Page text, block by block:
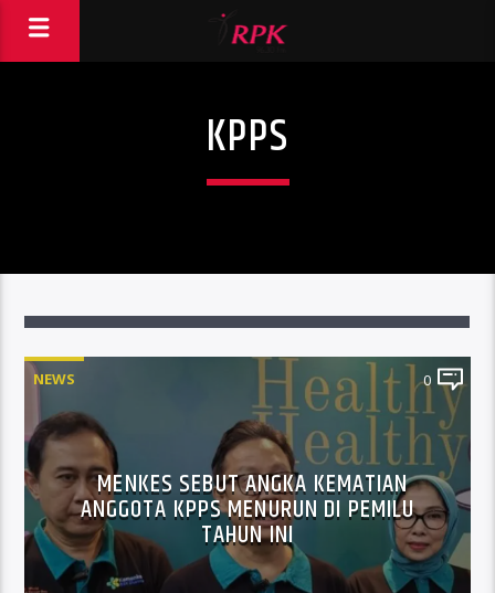
KPPS
NEWS 0
MENKES SEBUT ANGKA KEMATIAN
ANGGOTA KPPS MENURUN DI PEMILU
TAHUN INI